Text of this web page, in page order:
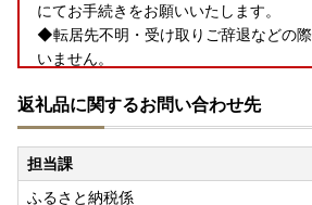
にてお手続きをお願いいたします。
◆転居先不明・受け取りご辞退などの
いません。
ご住所入力には十分にご注意下さい。
◆定期便をお申込みの皆様は、お届け
南さつま市までご連絡下さい。
返礼品に関するお問い合わせ先
担当課
ふるさと納税係